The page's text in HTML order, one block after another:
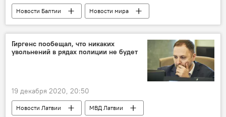
Новости Балтии
Новости мира
Рига
Вильнюс
Таллин
бензин
столетие Финляндии
Гиргенс пообещал, что никаких
увольнений в рядах полиции не будет
19 декабря 2020, 20:50
Новости Латвии
МВД Латвии